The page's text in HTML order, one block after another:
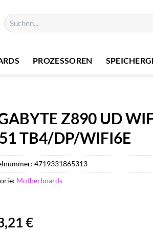
Suchen
nach:
PROZESSOREN
Z890 UD
TB4/DP/WIFI6E
€
4719331865313
Motherboards